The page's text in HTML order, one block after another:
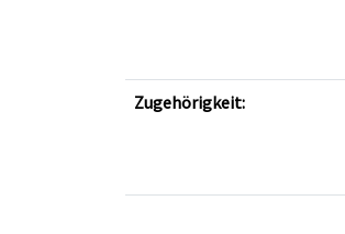
Zugehörigkeit: